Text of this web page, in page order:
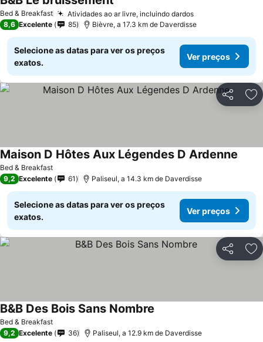
Bed & Breakfast Atividades ao ar livre, incluindo dardosVer preços
8,6 Excelente 85 Bièvre, a 17.3 km de Daverdisse
Selecione as datas para ver os preços
exatos.
Ver preços
Partilhar
Bed & Breakfast
Maison D Hôtes Aux Légendes D Ardenne
9,2 Excelente 61 Paliseul, a 14.3 km de Daverdisse
Selecione as datas para ver os preços
exatos.
Ver preços
Partilhar
Bed & Breakfast
B&B Des Bois Sans Nombre
9,2 Excelente 36 Paliseul, a 12.9 km de Daverdisse